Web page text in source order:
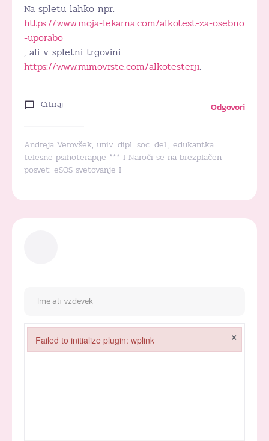
Na spletu lahko npr.
https://www.moja-lekarna.com/alkotest-za-osebno
-uporabo
, ali v spletni trgovini:
https://www.mimovrste.com/alkotesterji.
Citiraj Odgovori
Andreja Verovšek, univ. dipl. soc. del., edukantka
telesne psihoterapije *** I Naroči se na brezplačen
posvet: eSOS svetovanje I
Failed to initialize plugin: wplink ×
Failed to initialize plugin: wplink